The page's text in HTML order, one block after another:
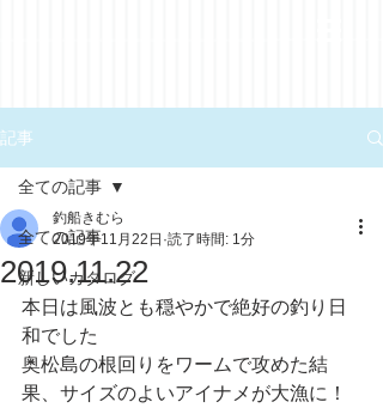
記事
全ての記事
新しいカタログ
全ての記事
2019.11.22
釣船きむら
2019年11月22日 読了時間: 1分
本日は風波とも穏やかで絶好の釣り日
和でした
奥松島の根回りをワームで攻めた結
果、サイズのよいアイナメが大漁に！